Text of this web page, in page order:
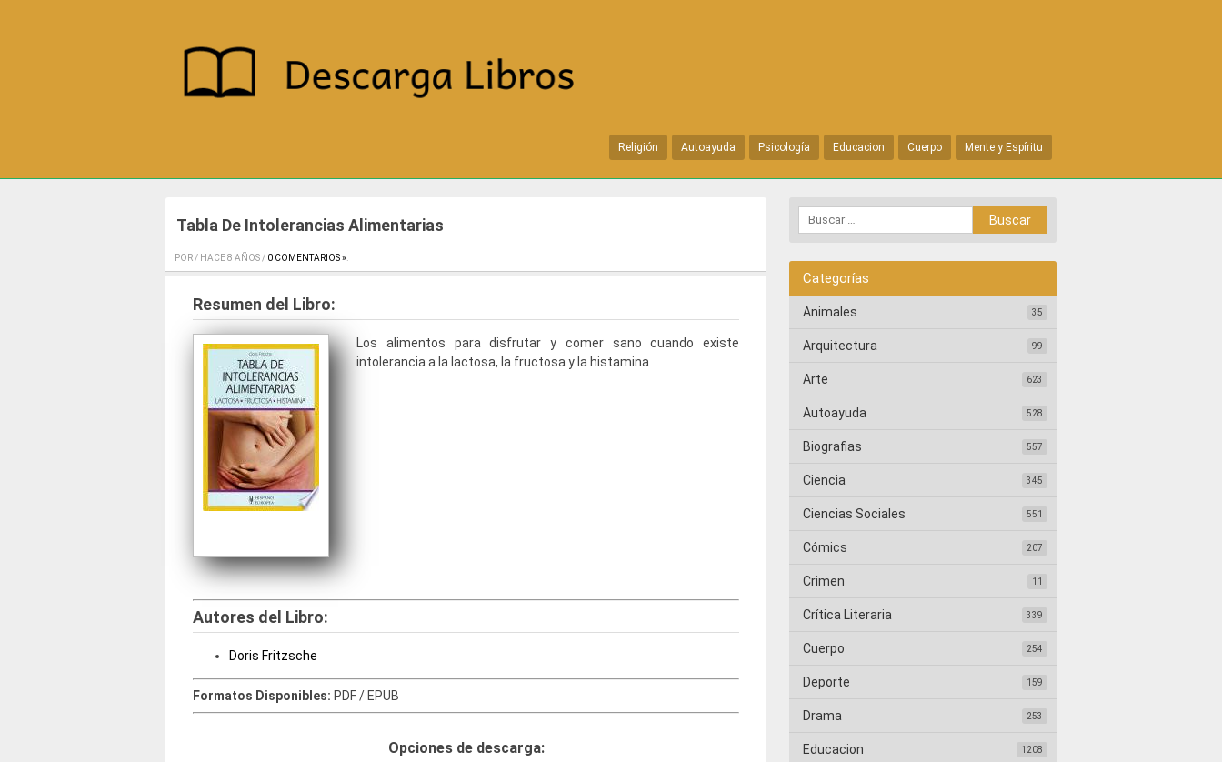
Religión Autoayuda Psicología Educacion Cuerpo Mente y Espíritu
Tabla De Intolerancias Alimentarias
POR / HACE 8 AÑOS / 0 COMENTARIOS »
Resumen del Libro:
Los alimentos para disfrutar y comer sano cuando existe
intolerancia a la lactosa, la fructosa y la histamina
Autores del Libro:
Doris Fritzsche
Formatos Disponibles: PDF / EPUB
Opciones de descarga:
Categorías
Animales 35
Arquitectura 99
Arte 623
Autoayuda 528
Biografias 557
Ciencia 345
Ciencias Sociales 551
Cómics 207
Crimen 11
Crítica Literaria 339
Cuerpo 254
Deporte 159
Drama 253
Educacion 1208